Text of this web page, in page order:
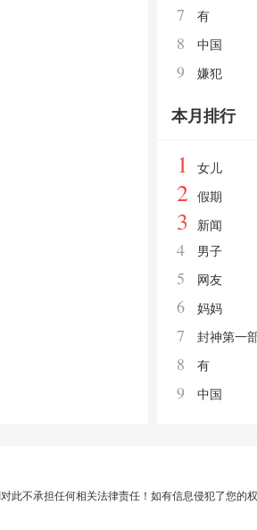
7 有
8 中国
9 嫌犯
本月排行
1 女儿
2 假期
3 新闻
4 男子
5 网友
6 妈妈
7 封神第一
8 有
9 中国
对此不承担任何相关法律责任！如有信息侵犯了您的